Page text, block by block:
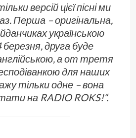
версій цієї пісні ми
Перша – оригінальна,
українською
друга буде
а от третя
для наших
тільки одне – вона
на RADIO ROKS!“.